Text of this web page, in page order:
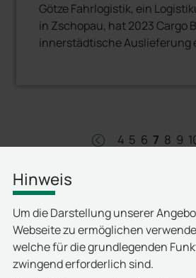
Götze Fahrlogistik, ein
in Zschopau, hat 2023 Cargo
innerstädtische Auslieferung
left 4 5 6 7 8 9
Hinweis
Um die Darstellung unserer
Webseite zu ermöglichen
welche für die grundlegenden
zwingend erforderlich sind.